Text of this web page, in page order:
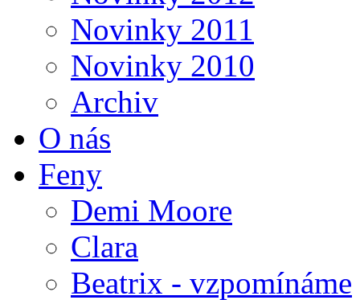
Novinky 2011
Novinky 2010
Archiv
O nás
Feny
Demi Moore
Clara
Beatrix - vzpomínáme